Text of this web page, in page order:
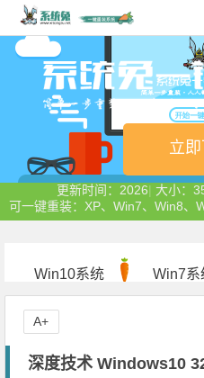
立
更新时间：2026| 大小：
可一键重装：XP、Win7、Win8、
Win10系统 Win7系
深度技术 Windows10
A+